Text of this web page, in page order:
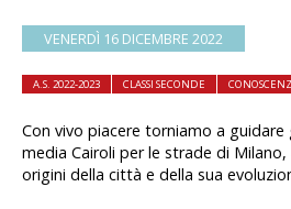
VENERDÌ 16 DICEMBRE 2022
A.S. 2022-2023 CLASSI SECONDE
Con vivo piacere torniamo a
media Cairoli per le strade di
origini della città e della sua